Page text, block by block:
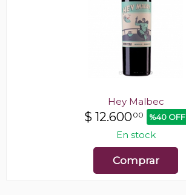
Hey Malbec
$ 12.60000 %40 OFF
En stock
Comprar